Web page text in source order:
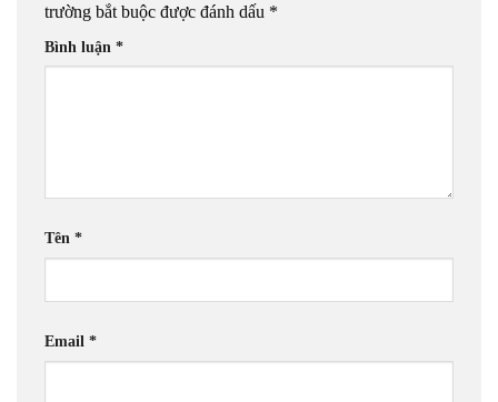
trường bắt buộc được đánh dấu *
Bình luận *
Tên *
Email *